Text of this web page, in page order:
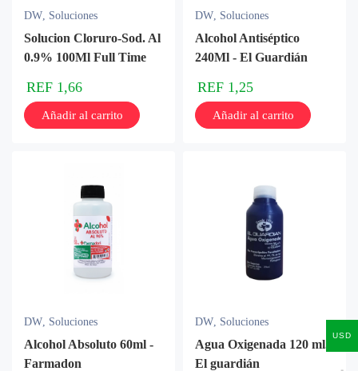
DW, Soluciones
Solucion Cloruro-Sod. Al
0.9% 100Ml Full Time
REF 1,66
Añadir al carrito
DW, Soluciones
Alcohol Antiséptico
240Ml - El Guardián
REF 1,25
Añadir al carrito
DW, Soluciones
Alcohol Absoluto 60ml -
Farmadon
DW, Soluciones
Agua Oxigenada 120 ml.
El guardián
USD